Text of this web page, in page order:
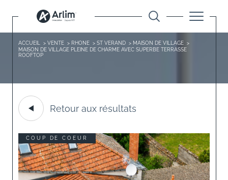
ACCUEIL VENTE RHONE ST VERAND
MAISON DE VILLAGE
MAISON DE VILLAGE PLEINE DE CHARME AVEC SUPERBE TERRASSE
ROOFTOP
Retour aux résultats
COUP DE COEUR